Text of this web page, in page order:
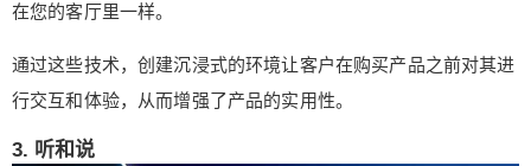
在您的客厅里一样。
通过这些技术，创建沉浸式的环境让客户在购买产品之前对其进
行交互和体验，从而增强了产品的实用性。
3. 听和说